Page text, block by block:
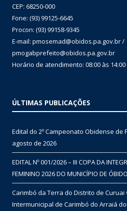
CEP: 68250-000
Fone: (93) 99125-6645
Procon: (93) 99158-9345
E-mail: pmosemad@obidos.pa.gov.br /
pmogabprefeito@obidos.pa.gov.br
Horário de atendimento: 08:00 às 14:00
ÚLTIMAS PUBLICAÇÕES
Edital do 2º Campeonato Obidense de
agosto de 2026
EDITAL Nº 001/2026 – III COPA DA
FEMININO 2026 DO MUNICÍPIO DE
Carimbó da Terra do Distrito de Curuai
Intermunicipal de Carimbó do Arraiá